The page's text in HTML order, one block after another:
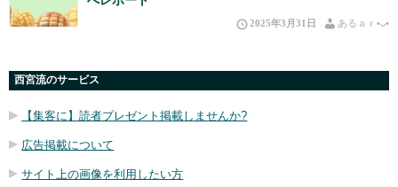
2025年3月31日 あるａｒ•⁠ᴗ⁠•⁠
西宮流のサービス
【集客に】読者プレゼント掲載しませんか?
広告掲載について
サイト上の画像を利用したい方